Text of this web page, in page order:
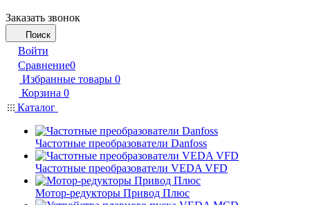
Заказать звонок
Поиск
Войти
Сравнение0
Избранные товары 0
Корзина 0
Каталог
Частотные преобразователи Danfoss
Частотные преобразователи VEDA VFD
Мотор-редукторы Привод Плюс